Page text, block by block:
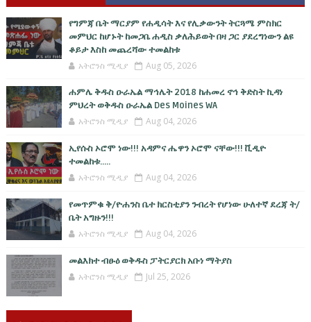
የግምጃ ቤት ማርያም የሐዲሳት እና የሊቃውንት ትርጓሜ ምስክር
መምህር ከሆኑት ከመጋቤ ሐዲስ ቃለሕይወት በዛ ጋር ያደረግነውን ልዩ
ቆይታ እስከ መጨረሻው ተመልከቱ
አትሮንስ ሚዲያ Aug 05, 2026
ሐምሌ ቅዱስ ዑራኤል ማኅሌት 2018 ከሐመረ ኖኅ ቅድስት ኪዳነ
ምህረት ወቅዱስ ዑራኤል Des Moines WA
አትሮንስ ሚዲያ Aug 04, 2026
ኢየሱስ ኦሮሞ ነው!!! አዳምና ሔዋን ኦሮሞ ናቸው!!! ቪዲዮ
ተመልከቱ.....
አትሮንስ ሚዲያ Aug 04, 2026
የመጥምቁ ቅ/ዮሐንስ ቤተ ክርስቲያን ንብረት የሆነው ሁለተኛ ደረጃ ት/
ቤት አግዙን!!!
አትሮንስ ሚዲያ Aug 04, 2026
መልእክተ ብፁዕ ወቅዱስ ፓትርያርክ አቡነ ማትያስ
አትሮንስ ሚዲያ Jul 25, 2026